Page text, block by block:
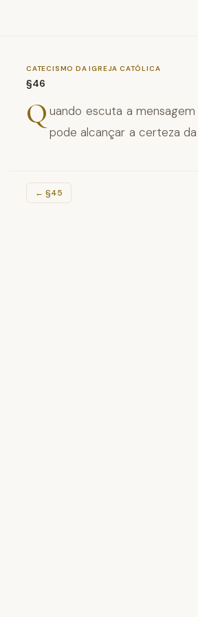
CATECISMO DA IGREJA CATÓLICA
§46
Q uando escuta a
pode alcançar a certeza
← §45